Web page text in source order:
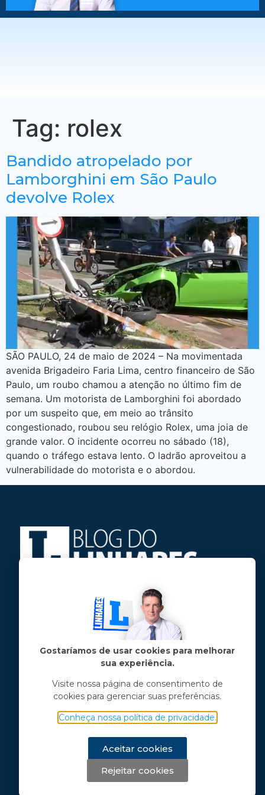
Tag: rolex
Bandido atropelado por
Lamborghini em São Paulo
devolve Rolex
SÃO PAULO, 24 de maio de 2024 – Na movimentada
avenida Brigadeiro Faria Lima, centro financeiro de São
Paulo, um roubo chamou a atenção no último fim de
semana. Um motorista de Lamborghini foi abordado
por um suspeito que, em meio ao trânsito
congestionado, roubou seu relógio Rolex, uma joia de
grande valor. O incidente ocorreu no sábado (18),
quando o tráfego estava lento. O ladrão aproveitou a
vulnerabilidade do motorista e o abordou.
Jose Linhares Jr é maranhense.
Formado em Jornalismo, estudou filosofia
e tem pós-graduações em ciência política
e marketing político.
Menu principal
Notícias
Opinião
Chama o Linhares
Gostaríamos de usar cookies para melhorar
sua experiência.
Visite nossa página de consentimento de
cookies para gerenciar suas preferências.
Conheça nossa política de privacidade.
Aceitar cookies
Rejeitar cookies